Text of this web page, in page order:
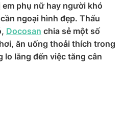
phụ nữ hay người khó
ngoại hình đẹp. Thấu
Docosan chia sẻ một số
ăn uống thoải thích trong
lo lắng đến việc tăng cân